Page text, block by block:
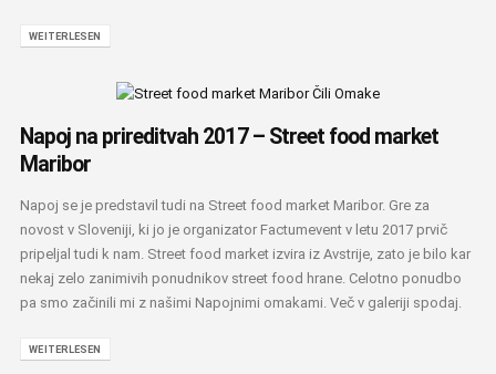
WEITERLESEN
Napoj na prireditvah 2017 – Street food market
Maribor
Napoj se je predstavil tudi na Street food market Maribor. Gre za
novost v Sloveniji, ki jo je organizator Factumevent v letu 2017 prvič
pripeljal tudi k nam. Street food market izvira iz Avstrije, zato je bilo kar
nekaj zelo zanimivih ponudnikov street food hrane. Celotno ponudbo
pa smo začinili mi z našimi Napojnimi omakami. Več v galeriji spodaj.
WEITERLESEN